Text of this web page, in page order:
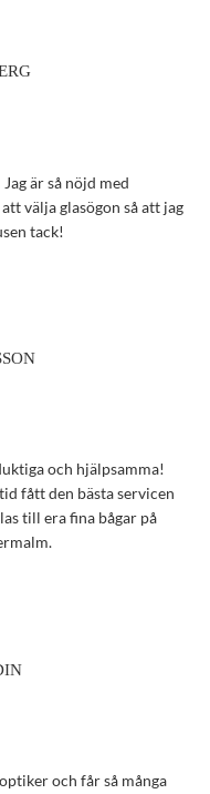
är så nöjd med
välja glasögon så att jag
tack!
och hjälpsamma!
fått den bästa servicen
till era fina bågar på
och får så många